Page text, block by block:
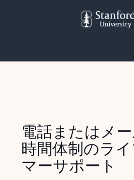
電話またはメ
時間体制のラ
マーサポート